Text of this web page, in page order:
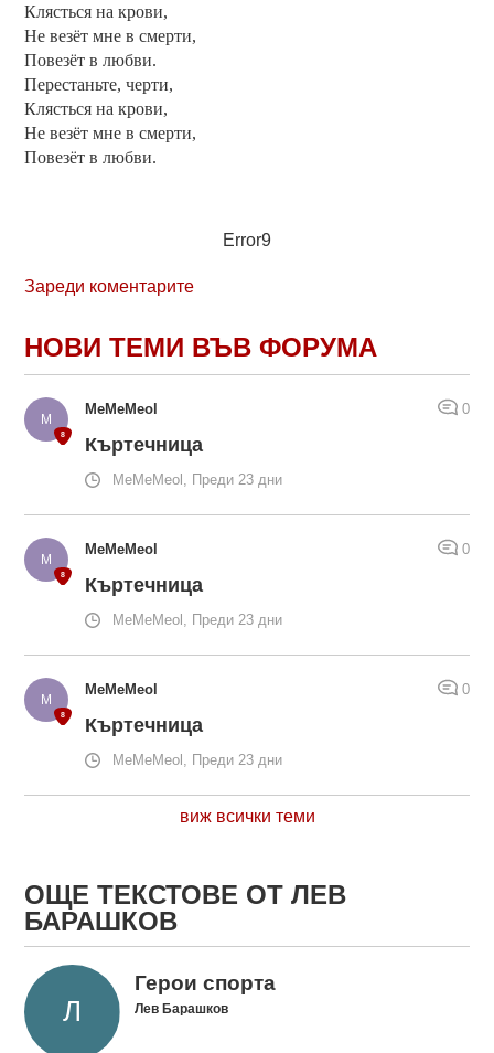
Клясться на крови,
Не везёт мне в смерти,
Повезёт в любви.
Перестаньте, черти,
Клясться на крови,
Не везёт мне в смерти,
Повезёт в любви.
Error9
Зареди коментарите
НОВИ ТЕМИ ВЪВ ФОРУМА
MeMeMeol 0
Къртечница
MeMeMeol, Преди 23 дни
MeMeMeol 0
Къртечница
MeMeMeol, Преди 23 дни
MeMeMeol 0
Къртечница
MeMeMeol, Преди 23 дни
виж всички теми
ОЩЕ ТЕКСТОВЕ ОТ ЛЕВ
БАРАШКОВ
Герои спорта
Лев Барашков